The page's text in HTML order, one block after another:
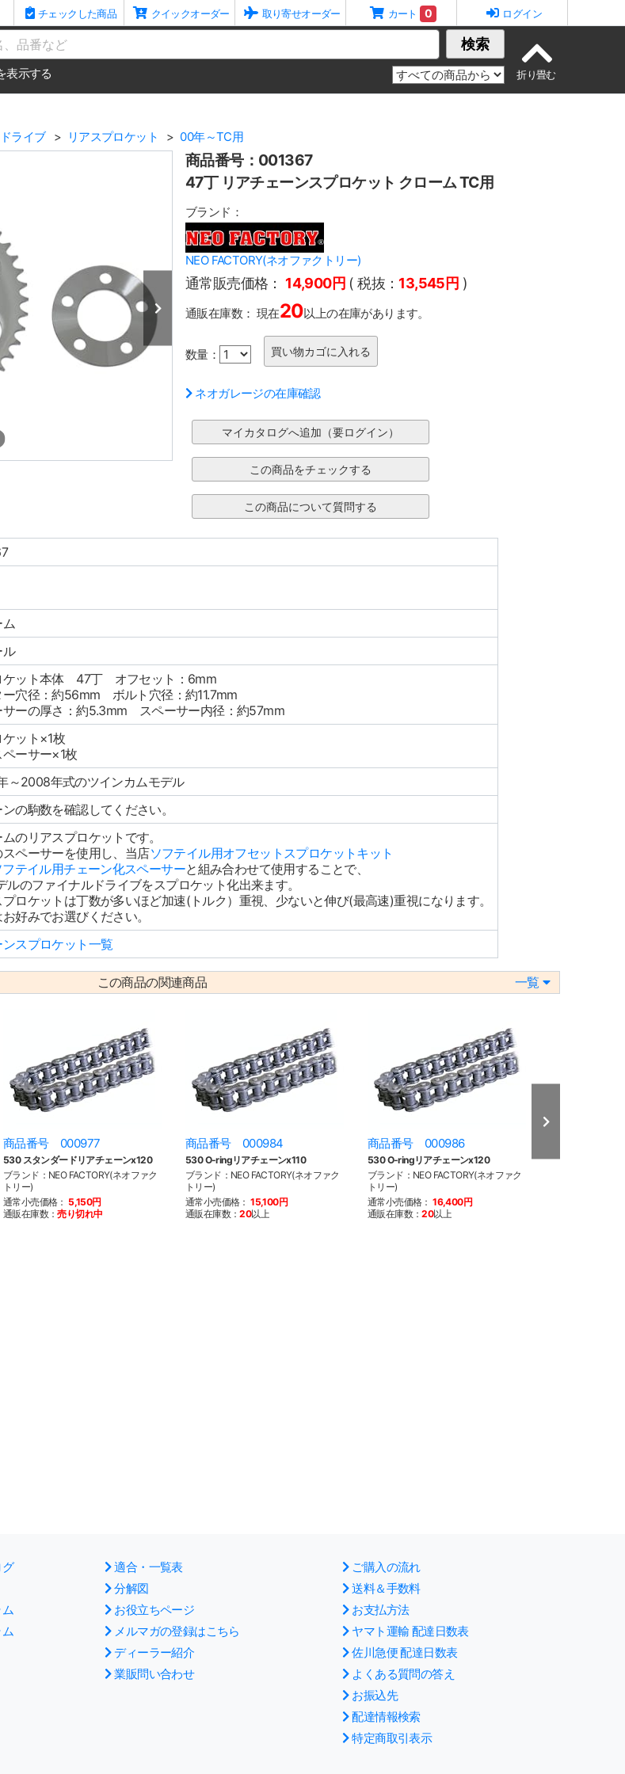
チェックした商品 クイックオーダー 取り寄せオーダー カート 0 ログイン
検索
表示する
ライブ リアスプロケット 00年～TC用
商品番号：001367
47丁 リアチェーンスプロケット クローム TC用
ブランド：
NEO FACTORY(ネオファクトリー)
通常販売価格： 14,900円 ( 税抜： 13,545円 )
通販在庫数： 現在20以上の在庫があります。
数量：
ネオガレージの在庫確認
ム
ル
ケット本体 47丁 オフセット：6mm
ー穴径：約56mm ボルト穴径：約11.7mm
サーの厚さ：約5.3mm スペーサー内径：約57mm
ケット×1枚
ーサー×1枚
～2008年式のツインカムモデル
の駒数を確認してください。
のリアスプロケットです。
ペーサーを使用し、当店ソフテイル用オフセットスプロケットキット
フテイル用チェーン化スペーサーと組み合わせて使用することで、
ルのファイナルドライブをスプロケット化出来ます。
プロケットは丁数が多いほど加速(トルク）重視、少ないと伸び(最高速)重視になります。
好みでお選びください。
スプロケット一覧
この商品の関連商品 一覧
商品番号 000977
530 スタンダードリアチェーンx120
ブランド：NEO FACTORY(ネオファク
トリー)
通常小売価格： 5,150円
通販在庫数：売り切れ中
商品番号 000984
530 O-ringリアチェーンx110
ブランド：NEO FACTORY(ネオファク
トリー)
通常小売価格： 15,100円
通販在庫数：20以上
商品番号 000986
530 O-ringリアチェーンx120
ブランド：NEO FACTORY(ネオファク
トリー)
通常小売価格： 16,400円
通販在庫数：20以上
530 X-ringリアチ
適合・一覧表
分解図
お役立ちページ
メルマガの登録はこちら
ディーラー紹介
業販問い合わせ
ご購入の流れ
送料＆手数料
お支払方法
ヤマト運輸 配達日数表
佐川急便 配達日数表
よくある質問の答え
お振込先
配達情報検索
特定商取引表示